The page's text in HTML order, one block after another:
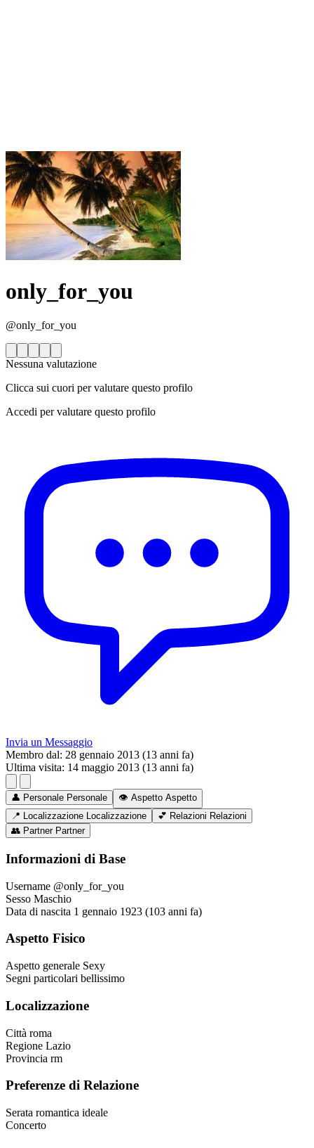
only_for_you
@only_for_you
Nessuna valutazione
Clicca sui cuori per valutare questo profilo
Accedi per valutare questo profilo
Invia un Messaggio
Membro dal: 28 gennaio 2013 (13 anni fa)
Ultima visita: 14 maggio 2013 (13 anni fa)
👤 Personale Personale 👁️ Aspetto Aspetto
📍 Localizzazione Localizzazione 💕 Relazioni Relazioni
👥 Partner Partner
Informazioni di Base
Username @only_for_you
Sesso Maschio
Data di nascita 1 gennaio 1923 (103 anni fa)
Aspetto Fisico
Aspetto generale Sexy
Segni particolari bellissimo
Localizzazione
Città roma
Regione Lazio
Provincia rm
Preferenze di Relazione
Serata romantica ideale
Concerto